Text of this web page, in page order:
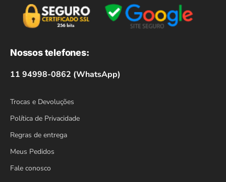
Nossos telefones:
11 94998-0862 (WhatsApp)
Trocas e Devoluções
Política de Privacidade
Regras de entrega
Meus Pedidos
Fale conosco